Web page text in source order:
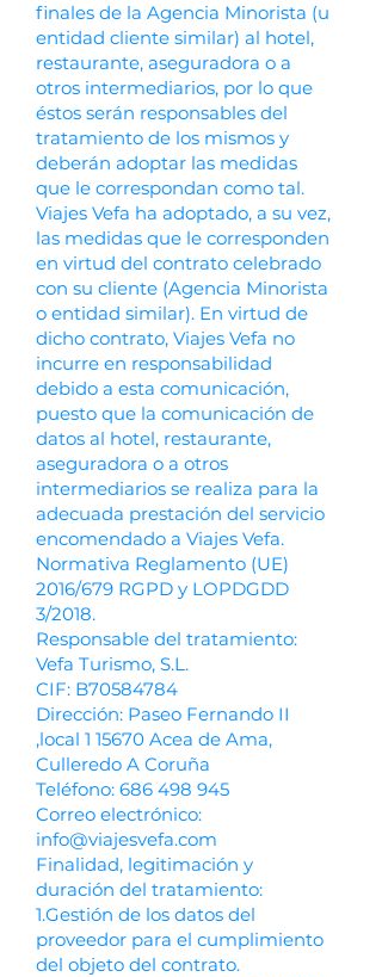
finales de la Agencia Minorista (u
entidad cliente similar) al hotel,
restaurante, aseguradora o a
otros intermediarios, por lo que
éstos serán responsables del
tratamiento de los mismos y
deberán adoptar las medidas
que le correspondan como tal.
Viajes Vefa ha adoptado, a su vez,
las medidas que le corresponden
en virtud del contrato celebrado
con su cliente (Agencia Minorista
o entidad similar). En virtud de
dicho contrato, Viajes Vefa no
incurre en responsabilidad
debido a esta comunicación,
puesto que la comunicación de
datos al hotel, restaurante,
aseguradora o a otros
intermediarios se realiza para la
adecuada prestación del servicio
encomendado a Viajes Vefa.
Normativa Reglamento (UE)
2016/679 RGPD y LOPDGDD
3/2018.
Responsable del tratamiento:
Vefa Turismo, S.L.
CIF: B70584784
Dirección: Paseo Fernando II
,local 1 15670 Acea de Ama,
Culleredo A Coruña
Teléfono: 686 498 945
Correo electrónico:
info@viajesvefa.com
Finalidad, legitimación y
duración del tratamiento:
1.Gestión de los datos del
proveedor para el cumplimiento
del objeto del contrato.